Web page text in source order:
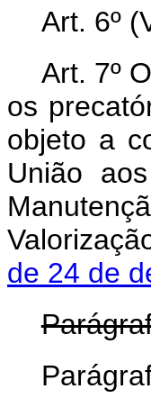
Art. 6º
Art. 7º
os
objeto a
União
de 24 de